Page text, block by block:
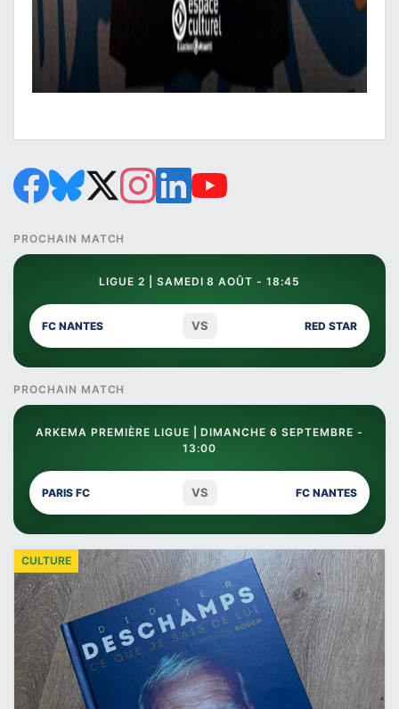
PROCHAIN MATCH
LIGUE 2 | SAMEDI 8 AOÛT - 18:45
FC NANTES VS RED STAR
PROCHAIN MATCH
ARKEMA PREMIÈRE LIGUE | DIMANCHE 6 SEPTEMBRE -
13:00
PARIS FC VS FC NANTES
CULTURE